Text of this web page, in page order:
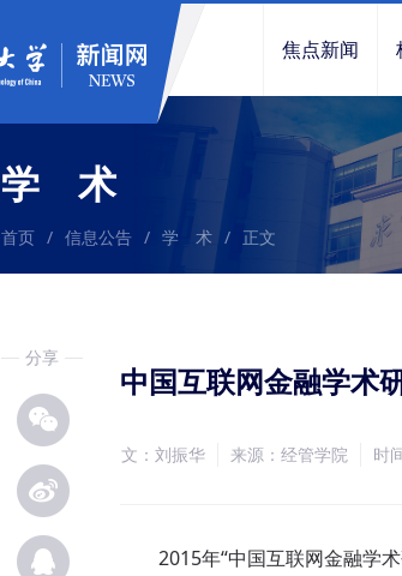
焦点新闻
学 术
首页 / 信息公告 / 学 术 / 正文
分享
中国互联网金融学术
文：刘振华 来源：经管学院 时
2015年“中国互联网金融学术